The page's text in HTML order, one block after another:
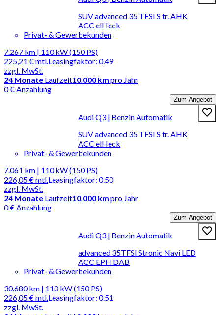
SUV advanced 35 TFSI S tr. AHK
ACC elHeck
Privat- & Gewerbekunden
7.267 km | 110 kW (150 PS)
225,21 €mtl.
zzgl. MwSt.
Leasingfaktor: 0.49
24 Monate Laufzeit10.000 km pro Jahr
0 € Anzahlung
Zum Angebot
Audi Q3 | Benzin Automatik
SUV advanced 35 TFSI S tr. AHK
ACC elHeck
Privat- & Gewerbekunden
7.061 km | 110 kW (150 PS)
226,05 €mtl.
zzgl. MwSt.
Leasingfaktor: 0.50
24 Monate Laufzeit10.000 km pro Jahr
0 € Anzahlung
Zum Angebot
Audi Q3 | Benzin Automatik
advanced 35TFSI Stronic Navi LED
ACC EPH DAB
Privat- & Gewerbekunden
30.680 km | 110 kW (150 PS)
226,05 €mtl.
zzgl. MwSt.
Leasingfaktor: 0.51